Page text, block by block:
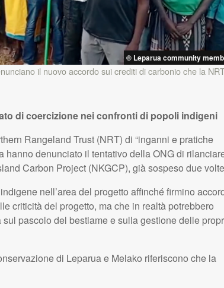
© Leparua community
il nuovo accordo sui crediti di carbonio che la
di coercizione nei confronti di popoli indigeni
Rangeland Trust (NRT) di “inganni e pratiche
hanno denunciato il tentativo della ONG di
Carbon Project (NKGCP), già sospeso due
nell’area del progetto affinché firmino
criticità del progetto, ma che in realtà potrebbero
pascolo del bestiame e sulla gestione delle
di Leparua e Melako riferiscono che la